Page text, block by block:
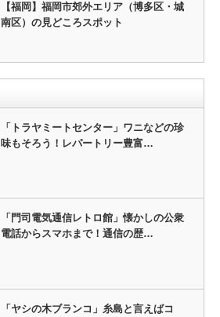
【福岡】福岡市郊外エリア（博多区・城
南区）の見どころスポット
「トラヤミートセンター」ワニなどの珍
味もそろう！レパートリー豊富…
「門司電気通信レトロ館」懐かしの公衆
電話からスマホまで！通信の歴…
「ヤシの木ブランコ」糸島と言えばコ